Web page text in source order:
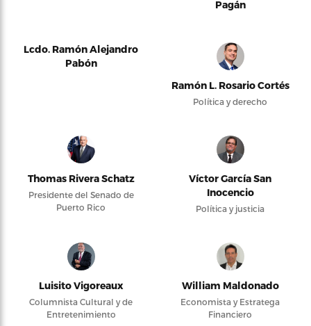
Pagán
Lcdo. Ramón Alejandro
Pabón
Ramón L. Rosario Cortés
Política y derecho
Thomas Rivera Schatz
Presidente del Senado de
Puerto Rico
Víctor García San
Inocencio
Política y justicia
Luisito Vigoreaux
Columnista Cultural y de
Entretenimiento
William Maldonado
Economista y Estratega
Financiero